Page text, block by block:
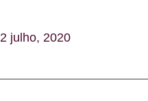
julho, 2020